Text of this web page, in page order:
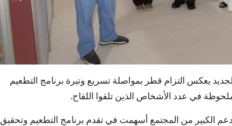
يعكس التزام قطر بمواصلة تسريع وتيرة برنامج التطعيم
الكبير من المجتمع أسهمت في تقدم برنامج التطعيم وتحقيق